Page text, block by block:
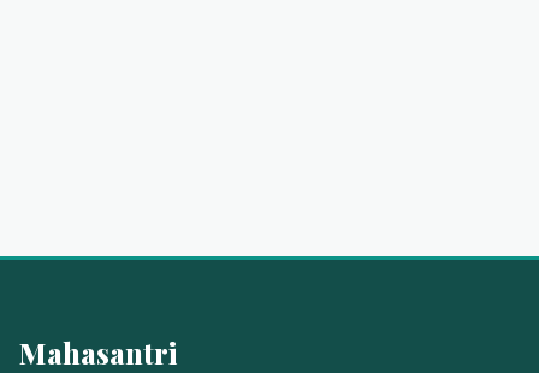
Mahasantri